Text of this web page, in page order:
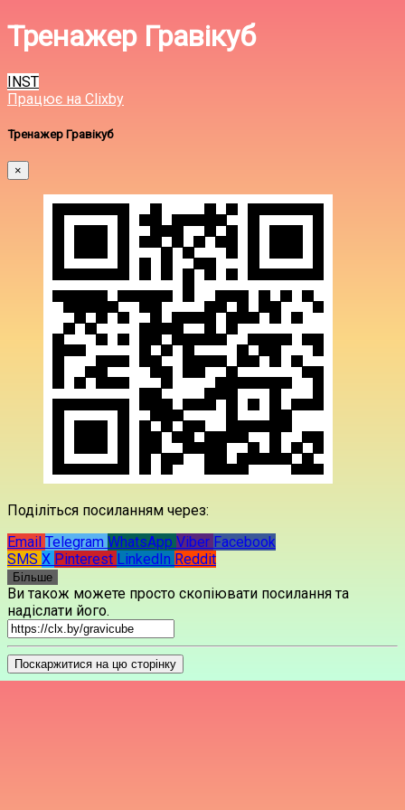
Тренажер Гравікуб
INST
Працює на Clixby
Тренажер Гравікуб
×
Поділіться посиланням через:
Email Telegram WhatsApp Viber Facebook
SMS X Pinterest LinkedIn Reddit
Більше
Ви також можете просто скопіювати посилання та
надіслати його.
Поскаржитися на цю сторінку